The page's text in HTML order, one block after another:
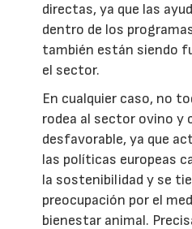
directas, ya que las
dentro de los
también están siendo
el sector.
En cualquier caso, no
rodea al sector ovino y
desfavorable, ya que
las políticas europeas
la sostenibilidad y se
preocupación por el
bienestar animal.